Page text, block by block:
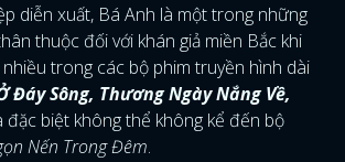
diễn xuất, Bá Anh là một trong những
thuộc đối với khán giả miền Bắc khi
trong các bộ phim truyền hình dài
Đáy Sông, Thương Ngày Nắng Về,
đặc biệt không thể không kể đến bộ
Nến Trong Đêm.